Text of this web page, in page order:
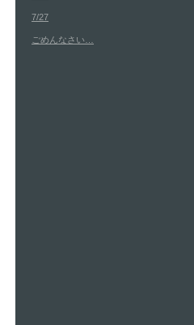
7/27
ごめんなさい…